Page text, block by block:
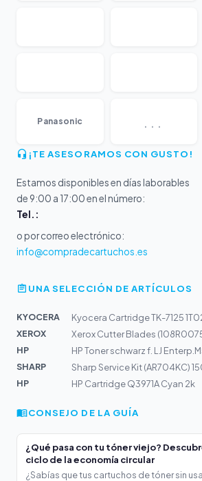
Panasonic ...
¡TE ASESORAMOS CON GUSTO!
Estamos disponibles en días laborables
de 9:00 a 17:00 en el número:
Tel.:
o por correo electrónico:
info@compradecartuchos.es
UNA SELECCIÓN DE ARTÍCULOS
KYOCERA
XEROX
Xerox Cutter Blades
HP
HP Toner schwarz f. LJ
SHARP
Sharp Service Kit (AR704KC)
HP
HP Cartridge Q3971A Cyan 2k
CONSEJO DE LA GUÍA
¿Qué pasa con tu tóner viejo?
ciclo de la economía circular
¿Sabías que tus cartuchos de tóner sin